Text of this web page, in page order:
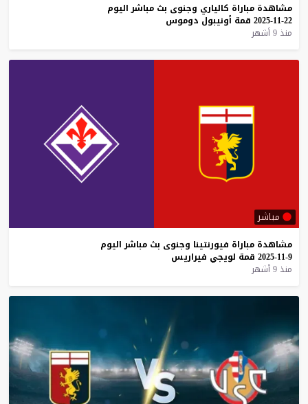
مشاهدة مباراة كالياري وجنوى بث مباشر اليوم
22-11-2025
قمة أونيبول دوموس
منذ 9 أشهر
مباشر
مشاهدة مباراة فيورنتينا وجنوى بث مباشر اليوم
9-11-2025
قمة لويجي فيراريس
منذ 9 أشهر